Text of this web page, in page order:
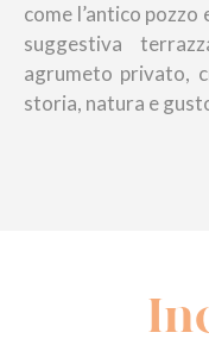
come l’antico
suggestiva
agrumeto privato,
storia, natura e